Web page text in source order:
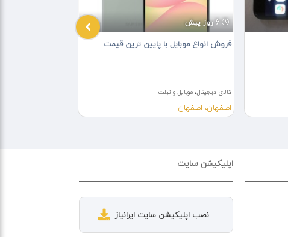
6 روز پیش
فروش انواع موبایل با پایین ترین قیمت
کالای دیجیتال، موبایل و تبلت
اصفهان، اصفهان
اپلیکیشن سایت
نصب اپلیکیشن سایت ایرانیاز